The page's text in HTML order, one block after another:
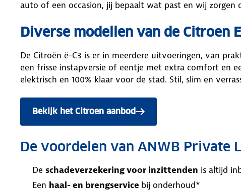
auto of een occasion, jij bepaalt wat past en wij zorgen
Diverse modellen van de Citroen
De Citroën ë-C3 is er in meerdere uitvoeringen, van
een frisse instapversie of eentje met extra comfort en
elektrisch en 100% klaar voor de stad. Stil, slim en
Bekijk het Citroen aanbod
De voordelen van ANWB Private
De schadeverzekering voor inzittenden is altijd
Een haal- en brengservice bij onderhoud*